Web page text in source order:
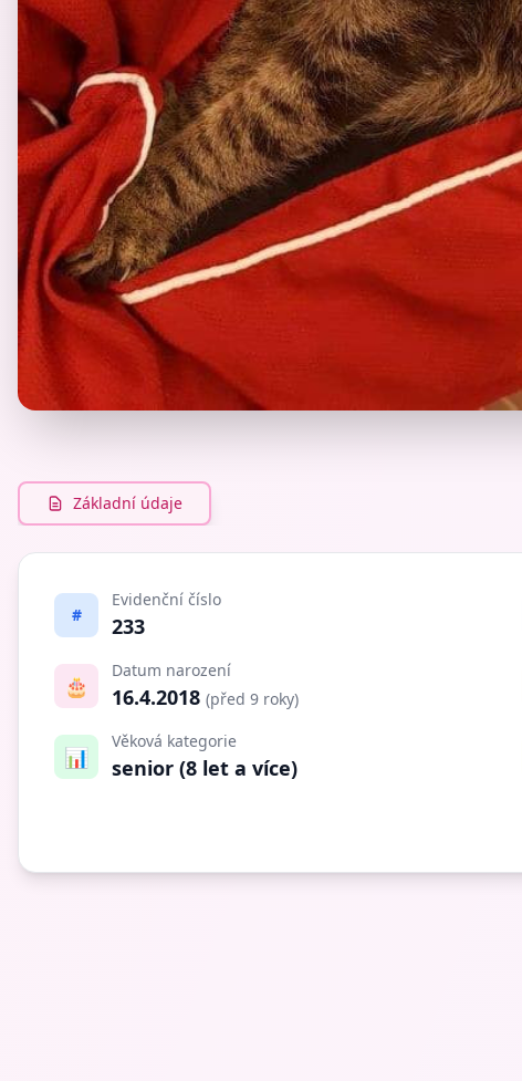
Základní údaje
#
Evidenční číslo
233
🎂
Datum narození
16.4.2018 (před 9 roky)
📊
Věková kategorie
senior (8 let a více)